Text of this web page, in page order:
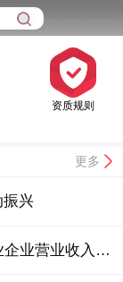
资质规则
更多
振兴
2022年全国规模以上文化及相关产业企业营业收入增长0.9%